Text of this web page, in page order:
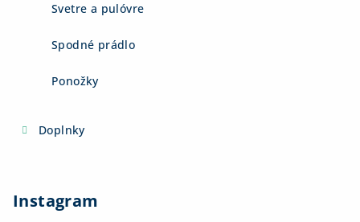
Svetre a pulóvre
Spodné prádlo
Ponožky
Doplnky
Instagram